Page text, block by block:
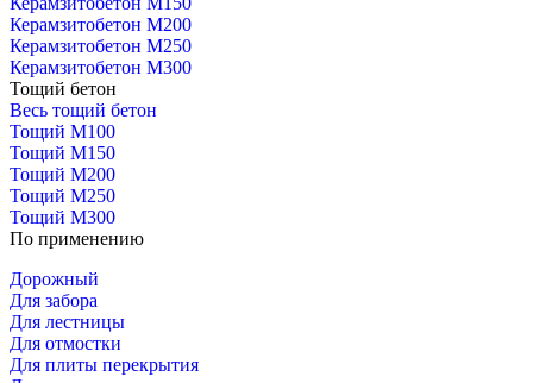
Керамзитобетон М200
Керамзитобетон М250
Керамзитобетон М300
Тощий бетон
Весь тощий бетон
Тощий М100
Тощий М150
Тощий М200
Тощий М250
Тощий М300
По применению
Дорожный
Для забора
Для лестницы
Для отмостки
Для плиты перекрытия